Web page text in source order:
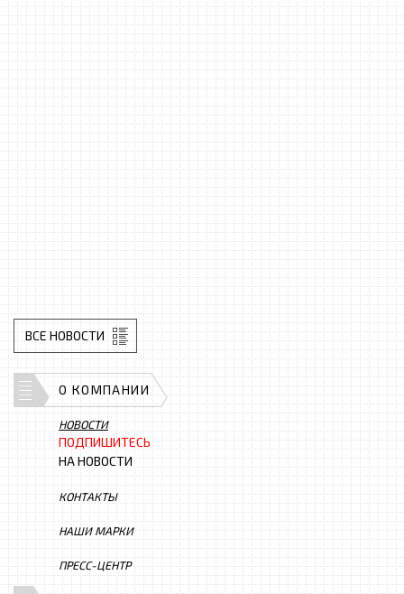
ВСЕ НОВОСТИ
О КОМПАНИИ
НОВОСТИ
ПОДПИШИТЕСЬ
НА НОВОСТИ
КОНТАКТЫ
НАШИ МАРКИ
ПРЕСС-ЦЕНТР